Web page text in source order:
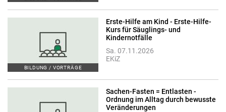
BILDUNG / VORTRÄGE
Erste-Hilfe am Kind - Erste-Hilfe-
Kurs für Säuglings- und
Kindernotfälle
Sa. 07.11.2026
EKiZ
Sachen-Fasten = Entlasten -
Ordnung im Alltag durch bewusste
Veränderungen